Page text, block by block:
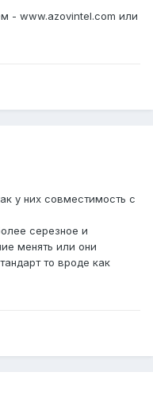
- www.azovintel.com или
у них совместимость с
серезное и
менять или они
то вроде как